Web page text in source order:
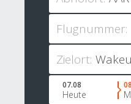
Flugnummer:
Zielort:
07.08
Heute